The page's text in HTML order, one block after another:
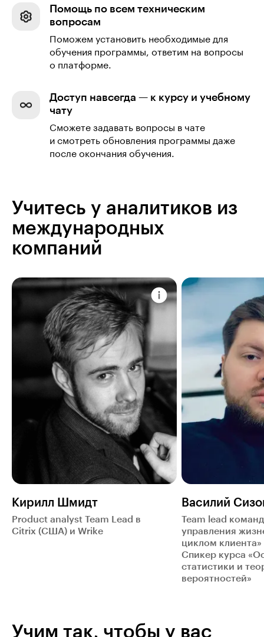
Помощь по всем техническим
вопросам
Поможем установить необходимые для
обучения программы, ответим на вопросы
о платформе.
Доступ навсегда — к курсу и учебному
чату
Сможете задавать вопросы в чате
и смотреть обновления программы даже
после окончания обучения.
Учитесь у аналитиков из
международных
компаний
Кирилл Шмидт
Product analyst Team Lead в
Citrix (США) и Wrike
Василий
Team lead
управления
циклом клиента»
Спикер курса
статистики и
вероятностей»
Учим так, чтобы у вас